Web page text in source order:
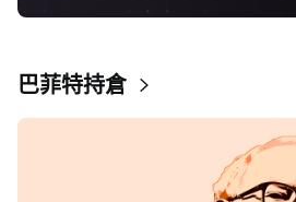
巴菲特持倉